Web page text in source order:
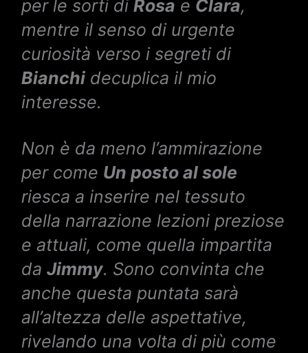
per le sorti di Rosa e Clara,
mentre il senso di urgente
curiosità verso i segreti di
Bianchidecuplica il mio
interesse.
Non è da meno l’ammirazione
per come Un posto al sole
riesca a inserire nel tessuto
della narrazione lezioni preziose
e attuali, come quella impartita
da Jimmy. Sono convinta che
anche questa puntata sarà
all’altezza delle aspettative,
rivelando una volta di più come